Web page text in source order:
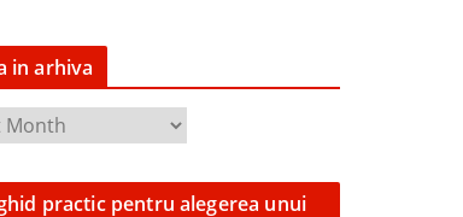
in arhiva
practic pentru alegerea unui